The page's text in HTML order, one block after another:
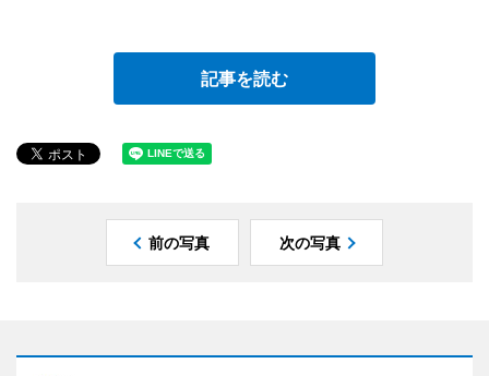
記事を読む
前の写真 次の写真